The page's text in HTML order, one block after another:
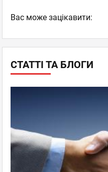
СТАТТІ ТА БЛОГИ
Вас може зацікавити: